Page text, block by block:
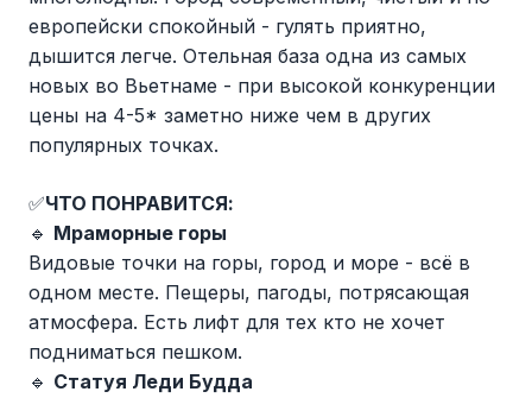
европейски спокойный - гулять приятно,
дышится легче. Отельная база одна из самых
новых во Вьетнаме - при высокой конкуренции
цены на 4-5* заметно ниже чем в других
популярных точках.
✅ЧТО ПОНРАВИТСЯ:
🔹 Мраморные горы
Видовые точки на горы, город и море - всё в
одном месте. Пещеры, пагоды, потрясающая
атмосфера. Есть лифт для тех кто не хочет
подниматься пешком.
🔹 Статуя Леди Будда